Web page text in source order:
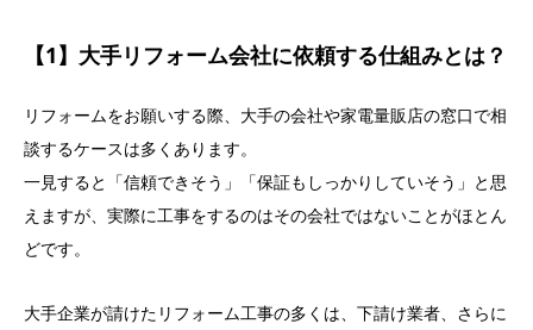
【1】大手リフォーム会社に依頼する仕組みとは？
リフォームをお願いする際、大手の会社や家電量販店の窓口で相
談するケースは多くあります。
一見すると「信頼できそう」「保証もしっかりしていそう」と思
えますが、実際に工事をするのはその会社ではないことがほとん
どです。
大手企業が請けたリフォーム工事の多くは、下請け業者、さらに